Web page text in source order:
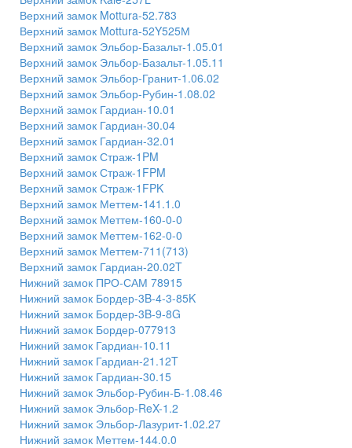
Верхний замок Mottura-52.783
Верхний замок Mottura-52Y525М
Верхний замок Эльбор-Базальт-1.05.01
Верхний замок Эльбор-Базальт-1.05.11
Верхний замок Эльбор-Гранит-1.06.02
Верхний замок Эльбор-Рубин-1.08.02
Верхний замок Гардиан-10.01
Верхний замок Гардиан-30.04
Верхний замок Гардиан-32.01
Верхний замок Страж-1PM
Верхний замок Страж-1FPM
Верхний замок Страж-1FPK
Верхний замок Меттем-141.1.0
Верхний замок Меттем-160-0-0
Верхний замок Меттем-162-0-0
Верхний замок Меттем-711(713)
Верхний замок Гардиан-20.02T
Нижний замок ПРО-САМ 78915
Нижний замок Бордер-3B-4-3-85K
Нижний замок Бордер-3B-9-8G
Нижний замок Бордер-077913
Нижний замок Гардиан-10.11
Нижний замок Гардиан-21.12T
Нижний замок Гардиан-30.15
Нижний замок Эльбор-Рубин-Б-1.08.46
Нижний замок Эльбор-ReX-1.2
Нижний замок Эльбор-Лазурит-1.02.27
Нижний замок Меттем-144.0.0